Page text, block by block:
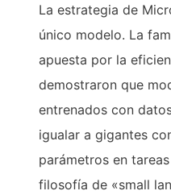
La estrategia de
único modelo. La
apuesta por la
demostraron que
entrenados con
igualar a gigantes
parámetros en
filosofía de «small